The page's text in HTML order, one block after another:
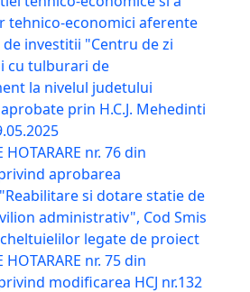
tehnico-economici aferente
investitii "Centru de zi
cu tulburari de
la nivelul judetului
prin H.C.J. Mehedinti
HOTARARE nr. 76 din
aprobarea
si dotare statie de
administrativ", Cod Smis
legate de proiect
HOTARARE nr. 75 din
modificarea HCJ nr.132